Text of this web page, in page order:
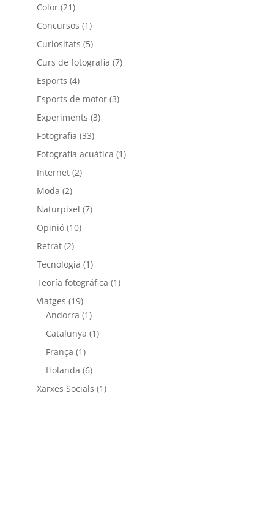
Color(21)
Concursos (1)
Curiositats (5)
Curs de fotografia (7)
Esports (4)
Esports de motor(3)
Experiments (3)
Fotografia (33)
Fotografia acuàtica (1)
Internet(2)
Moda (2)
Naturpixel (7)
Opinió(10)
Retrat(2)
Tecnología (1)
Teoría fotográfica (1)
Viatges (19)
Andorra (1)
Catalunya (1)
França (1)
Holanda (6)
Xarxes Socials (1)